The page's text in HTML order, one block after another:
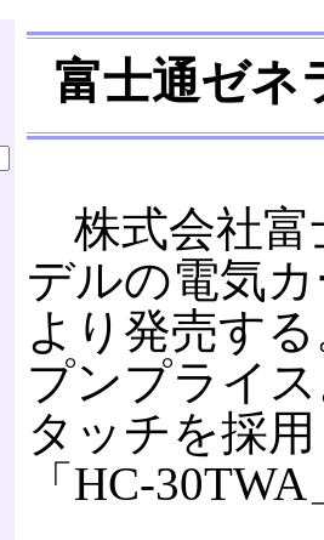
富士通ゼネ
株式会社富
デルの電気
より発売す
プンプライ
タッチを採
「HC-